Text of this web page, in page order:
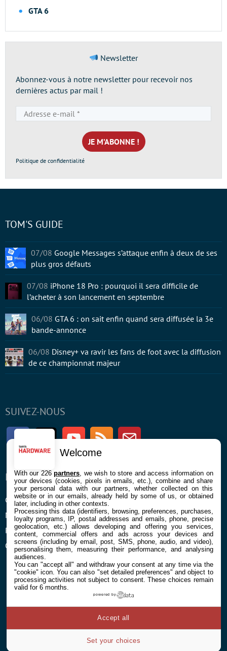
GTA 6
Newsletter
Abonnez-vous à notre newsletter pour recevoir nos
dernières actus par mail !
e-
mail
*
Politique de confidentialité
SUIVEZ-NOUS
FacebookTwitter Youtube RSS Newsletter
ENTREPRISE
Confidentialité et Cookies
Mentions légales et CGU
Préférences Cookies
Qui sommes nous
À PROPOS
Contact
TOM'S GUIDE
07/08 Google Messages s’attaque enfin à deux de ses
plus gros défauts
07/08 iPhone 18 Pro : pourquoi il sera difficile de
l’acheter à son lancement en septembre
06/08 GTA 6 : on sait enfin quand sera diffusée la 3e
bande-annonce
06/08 Disney+ va ravir les fans de foot avec la diffusion
de ce championnat majeur
Welcome
With our 226partners , we wish to store and access information on
your devices (cookies, pixels in emails, etc.), combine and share
your personal data with our partners, whether collected on this
website or in our emails, already held by some of us, or obtained
later, including in other contexts.
Processing this data (identifiers, browsing, preferences, purchases,
loyalty programs, IP, postal addresses and emails, phone, precise
geolocation, etc.) allows developing and offering you services,
content, commercial offers and ads across your devices and
screens (including by email, post, SMS, phone, audio, and video),
personalising them, measuring their performance, and analysing
audiences.
You can "accept all" and withdraw your consent at any time via the
"cookie" icon. You can also "set detailed preferences" and object to
processing activities not subject to consent. These choices remain
valid for 6 months.
powered by
Set your choices
Accept all